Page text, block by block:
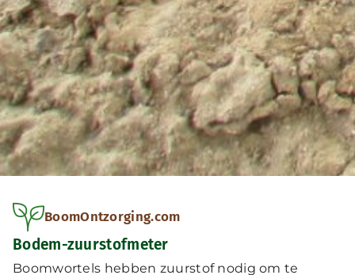
BoomOntzorging.com
Bodem-zuurstofmeter
Boomwortels hebben zuurstof nodig om te